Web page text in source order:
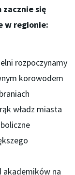
zacznie się
w regionie:
rozpoczynamy
korowodem
władz miasta
akademików na